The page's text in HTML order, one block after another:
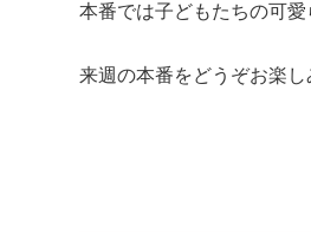
本番では子どもたちの可
来週の本番をどうぞお楽し